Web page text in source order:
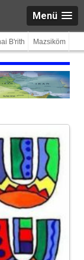
Menü
B'rith Mazsiköm